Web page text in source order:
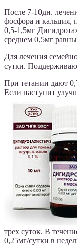
После 7-10дн.
фосфора и кальция,
0,5-1,5мг
среднем 0,5мг
Для лечения
сутки.
При тетании дают
Если наступит
трех суток. В
0,25мг/сутки в